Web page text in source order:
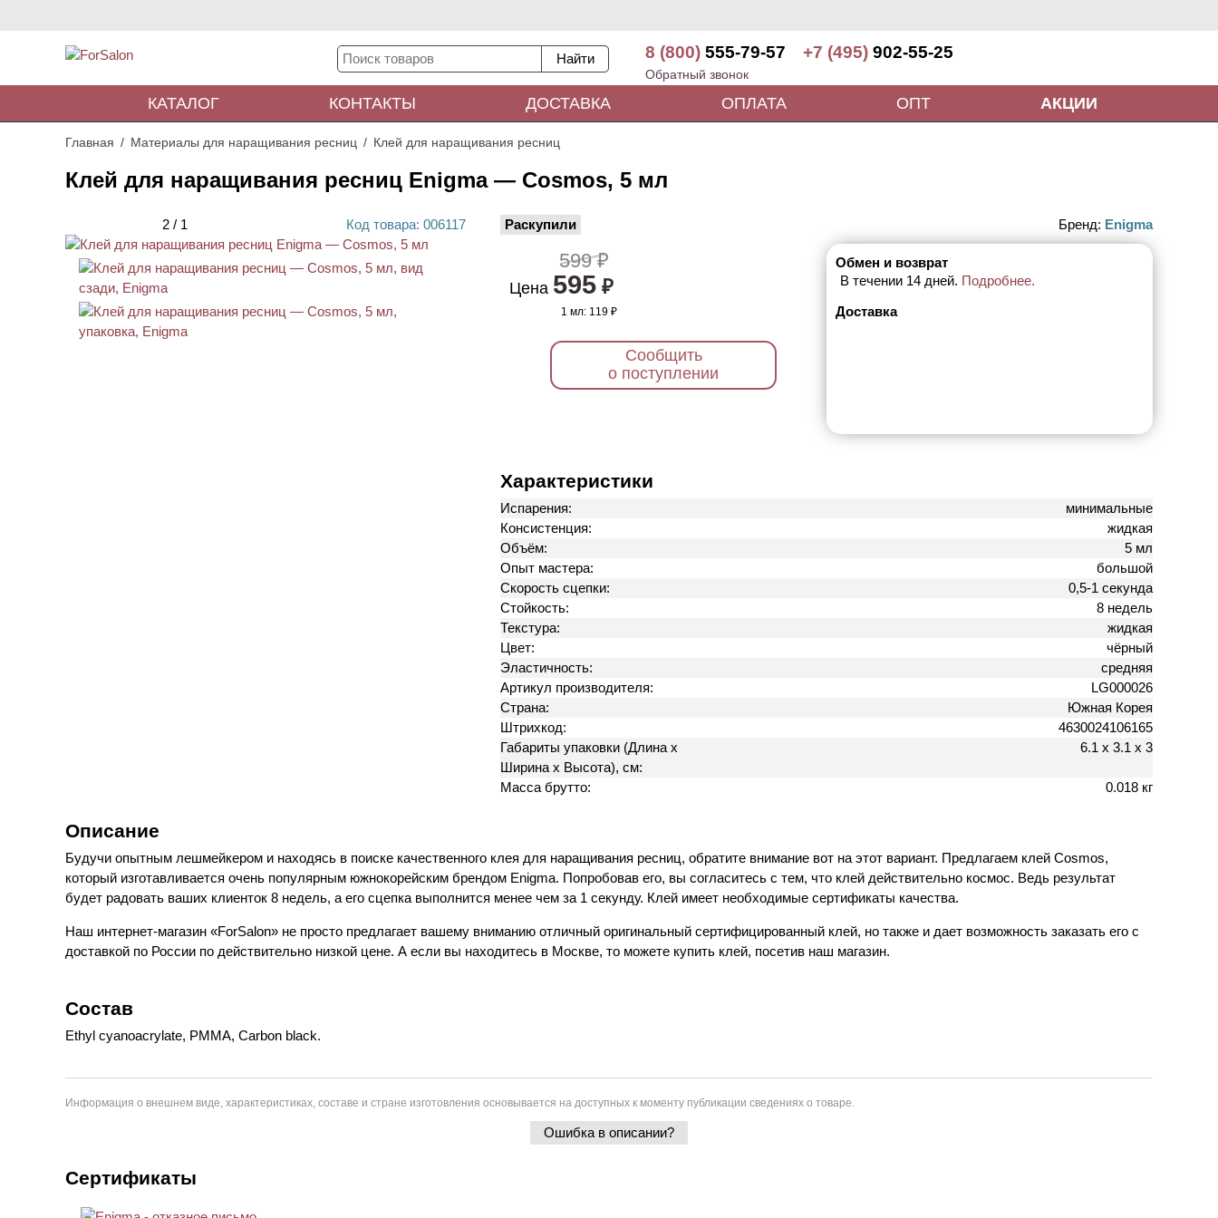
8 (800) 555-79-57 +7 (495) 902-55-25
Обратный звонок
КАТАЛОГ КОНТАКТЫ ДОСТАВКА ОПЛАТА ОПТ АКЦИИ
Главная Материалы для наращивания ресниц Клей для наращивания ресниц
Клей для наращивания ресниц Enigma — Cosmos, 5 мл
2 / 1 Код товара: 006117 Раскупили Бренд: Enigma
599 ₽
Цена 595 ₽
1 мл: 119 ₽
Сообщить
о поступлении
Обмен и возврат
В течении 14 дней. Подробнее.
Доставка
Характеристики
Испарения:
минимальные
Консистенция:
жидкая
Объём:
5 мл
Опыт мастера:
большой
Скорость сцепки:
0,5-1 секунда
Стойкость:
8 недель
Текстура:
жидкая
Цвет:
чёрный
Эластичность:
средняя
Артикул производителя:
LG000026
Страна:
Южная Корея
Штрихкод:
4630024106165
Габариты упаковки (Длина х
Ширина х Высота), см:
6.1 х 3.1 х 3
Масса брутто: 0.018 кг
Описание
Будучи опытным лешмейкером и находясь в поиске качественного клея для наращивания ресниц, обратите внимание вот на этот вариант. Предлагаем клей Cosmos,
который изготавливается очень популярным южнокорейским брендом Enigma. Попробовав его, вы согласитесь с тем, что клей действительно космос. Ведь результат
будет радовать ваших клиенток 8 недель, а его сцепка выполнится менее чем за 1 секунду. Клей имеет необходимые сертификаты качества.
Наш интернет-магазин «ForSalon» не просто предлагает вашему вниманию отличный оригинальный сертифицированный клей, но также и дает возможность заказать его с
доставкой по России по действительно низкой цене. А если вы находитесь в Москве, то можете купить клей, посетив наш магазин.
Состав
Ethyl cyanoacrylate, PMMA, Carbon black.
Информация о внешнем виде, характеристиках, составе и стране изготовления основывается на доступных к моменту публикации сведениях о товаре.
Ошибка в описании?
Сертификаты